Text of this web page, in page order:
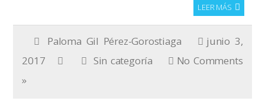
LEER MÁS
Paloma Gil Pérez-Gorostiaga
junio 3,
2017
Sin categoría
No Comments
»